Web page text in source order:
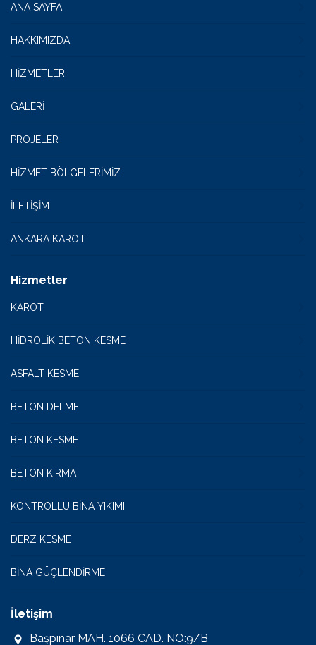
ANA SAYFA
HAKKIMIZDA
HIZMETLER
GALERI
PROJELER
HIZMET BÖLGELERIMIZ
İLETIŞIM
ANKARA KAROT
Hizmetler
KAROT
HİDROLİK BETON KESME
ASFALT KESME
BETON DELME
BETON KESME
BETON KIRMA
KONTROLLÜ BİNA YIKIMI
DERZ KESME
BİNA GÜÇLENDİRME
İletişim
Başpınar MAH. 1066 CAD. NO:9/B